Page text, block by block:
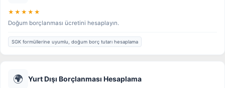
★★★★★
Doğum borçlanması ücretini hesaplayın.
SGK formüllerine uyumlu, doğum borç tutarı hesaplama
🌍 Yurt Dışı Borçlanması Hesaplama